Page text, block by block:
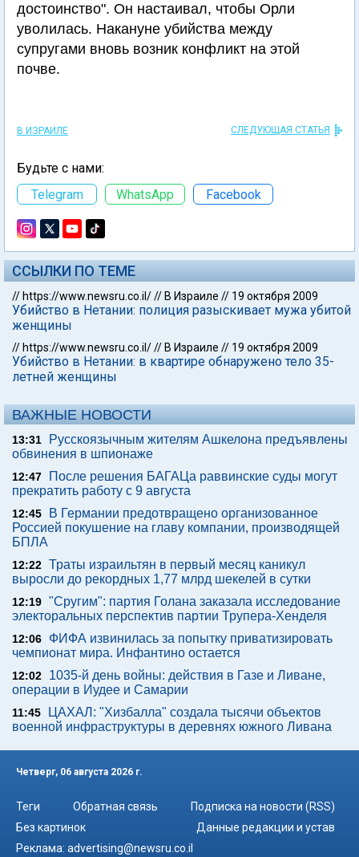
достоинство". Он настаивал, чтобы Орли
уволилась. Накануне убийства между
супругами вновь возник конфликт на этой
почве.
В ИЗРАИЛЕ СЛЕДУЮЩАЯ СТАТЬЯ
Будьте с нами:
Telegram
WhatsApp Facebook
ССЫЛКИ ПО ТЕМЕ
// https://www.newsru.co.il/// В Израиле // 19 октября 2009
Убийство в Нетании: полиция разыскивает мужа убитой
женщины
// https://www.newsru.co.il/// В Израиле // 19 октября 2009
Убийство в Нетании: в квартире обнаружено тело 35-
летней женщины
ВАЖНЫЕ НОВОСТИ
13:31
Русскоязычным жителям Ашкелона предъявлены
обвинения в шпионаже
12:47
После решения БАГАЦа раввинские суды могут
прекратить работу с 9 августа
12:45
В Германии предотвращено организованное
Россией покушение на главу компании, производящей
БПЛА
12:22 Траты израильтян в первый месяц каникул
выросли до рекордных 1,77 млрд шекелей в сутки
12:19 "Сругим": партия Голана заказала исследование
электоральных перспектив партии Трупера-Хенделя
12:06
ФИФА извинилась за попытку приватизировать
чемпионат мира. Инфантино остается
12:02
1035-й день войны: действия в Газе и Ливане,
операции в Иудее и Самарии
11:45
ЦАХАЛ: "Хизбалла" создала тысячи объектов
военной инфраструктуры в деревнях южного Ливана
Четверг, 06 августа 2026 г.
Теги Обратная связь
Подписка на новости (RSS)
Без картинок
Данные редакции и устав
Реклама: advertising@newsru.co.il